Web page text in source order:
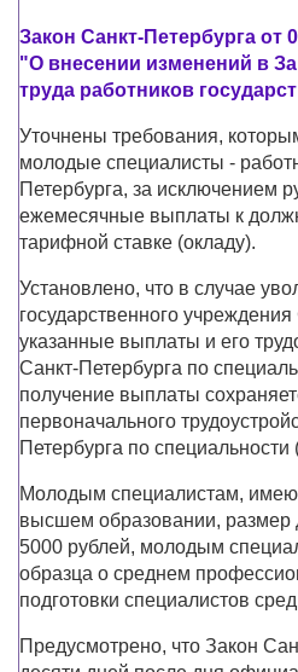
Закон Санкт-Петербурга от
"О внесении изменений в
труда работников
Уточнены требования,
молодые специалисты -
Петербурга, за исключением
ежемесячные выплаты к
тарифной ставке (окладу).
Установлено, что в случае
государственного
указанные выплаты и его
Санкт-Петербурга по
получение выплаты
первоначального
Петербурга по
Молодым специалистам,
высшем образовании, размер
5000 рублей, молодым
образца о среднем
подготовки специалистов
Предусмотрено, что Закон